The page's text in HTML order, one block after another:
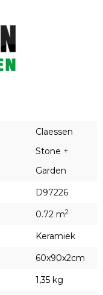
Claessen
Stone +
Garden
D97226
0.72 m2
Keramiek
60x90x2cm
1,35 kg